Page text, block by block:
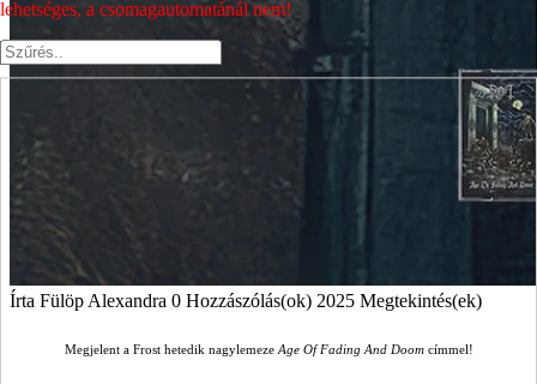
Írta Fülöp Alexandra 0 Hozzászólás(ok) 2025 Megtekintés(ek)
Megjelent a Frost hetedik nagylemeze Age Of Fading And Doomcímmel!
lehetséges, a csomagautomatánál nem!